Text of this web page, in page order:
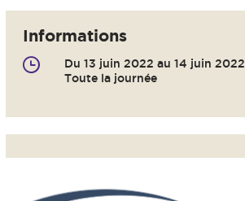
Informations
Du 13 juin 2022 au 14 juin 2022
Toute la journée